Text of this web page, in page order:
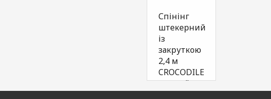
Спінінг
штекерний
із
закруткою
2,4 м
CROCODILE
чорний